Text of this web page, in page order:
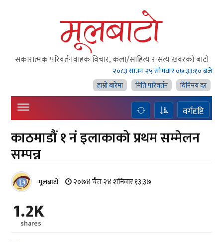
सकारात्मक परिवर्तनवाहक विचार, कला/साहित्य र सत्य खवरको बाटाे
२०८३ साउन २५ सोमवार०७:३३:११ बजे
हाम्राे बारेमा
मिति परिवर्तन विनिमय दर
वर्गदृष्टि
काठमाडौं १ नं इलाकाको प्रथम सम्मेलन
सम्पन्न
मूलबाटाे २०७४ चैत २४ शनिवार १३:३७
1.2K
shares